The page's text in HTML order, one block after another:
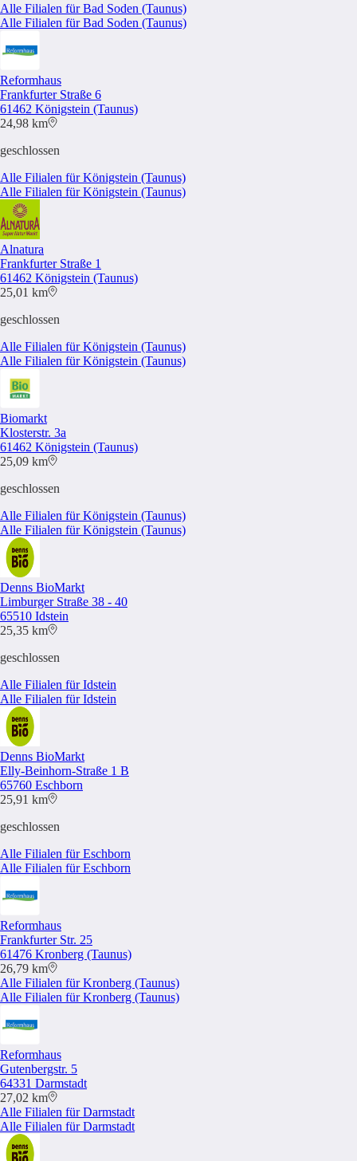
Alle Filialen für Bad Soden (Taunus)
Alle Filialen für Bad Soden (Taunus)
Reformhaus
Frankfurter Straße 6
61462 Königstein (Taunus)
24,98 km
geschlossen
Alle Filialen für Königstein (Taunus)
Alle Filialen für Königstein (Taunus)
Alnatura
Frankfurter Straße 1
61462 Königstein (Taunus)
25,01 km
geschlossen
Alle Filialen für Königstein (Taunus)
Alle Filialen für Königstein (Taunus)
Biomarkt
Klosterstr. 3a
61462 Königstein (Taunus)
25,09 km
geschlossen
Alle Filialen für Königstein (Taunus)
Alle Filialen für Königstein (Taunus)
Denns BioMarkt
Limburger Straße 38 - 40
65510 Idstein
25,35 km
geschlossen
Alle Filialen für Idstein
Alle Filialen für Idstein
Denns BioMarkt
Elly-Beinhorn-Straße 1 B
65760 Eschborn
25,91 km
geschlossen
Alle Filialen für Eschborn
Alle Filialen für Eschborn
Reformhaus
Frankfurter Str. 25
61476 Kronberg (Taunus)
26,79 km
Alle Filialen für Kronberg (Taunus)
Alle Filialen für Kronberg (Taunus)
Reformhaus
Gutenbergstr. 5
64331 Darmstadt
27,02 km
Alle Filialen für Darmstadt
Alle Filialen für Darmstadt